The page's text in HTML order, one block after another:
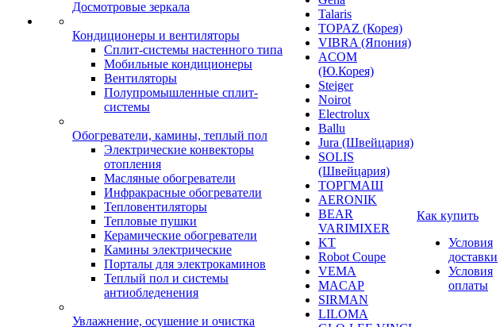
Досмотровые зеркала
Кондиционеры и вентиляторы
Сплит-системы настенного типа
Мобильные кондиционеры
Вентиляторы
Полупромышленные сплит-
системы
Обогреватели, камины, теплый пол
Электрические конвекторы
отопления
Масляные обогреватели
Инфракрасные обогреватели
Тепловентиляторы
Тепловые пушки
Керамические обогреватели
Камины электрические
Порталы для электрокаминов
Теплый пол и системы
антиобледенения
Увлажнение, осушение и очистка
Talaris
TOPAZ (Корея)
VIBRA (Япония)
ACOM
(Ю.Корея)
Steiger
Noirot
Electrolux
Ballu
Jura (Швейцария)
SOLIS
(Швейцария)
ТОРГМАШ
AERONIK
BEAR
VARIMIXER
KT
Robot Coupe
VEMA
MACAP
SIRMAN
LILOMA
Как купить
Условия
доставки
Условия
оплаты